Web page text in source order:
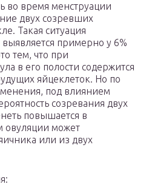
во время менструации
двух созревших
Такая ситуация
выявляется примерно у 6%
тем, что при
в его полости содержится
яйцеклеток. Но по
под влиянием
созревания двух
повышается в
овуляции может
или из двух